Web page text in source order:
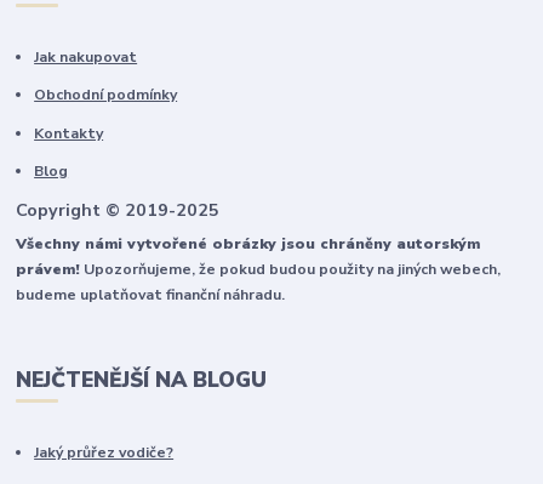
Jak nakupovat
Obchodní podmínky
Kontakty
Blog
Copyright © 2019-2025
Všechny námi vytvořené obrázky jsou chráněny autorským
právem! Upozorňujeme, že pokud budou použity na jiných webech,
budeme uplatňovat finanční náhradu.
NEJČTENĚJŠÍ NA BLOGU
Jaký průřez vodiče?